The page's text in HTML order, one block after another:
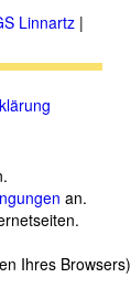
Linnartz |
an.
Ihres Browsers)